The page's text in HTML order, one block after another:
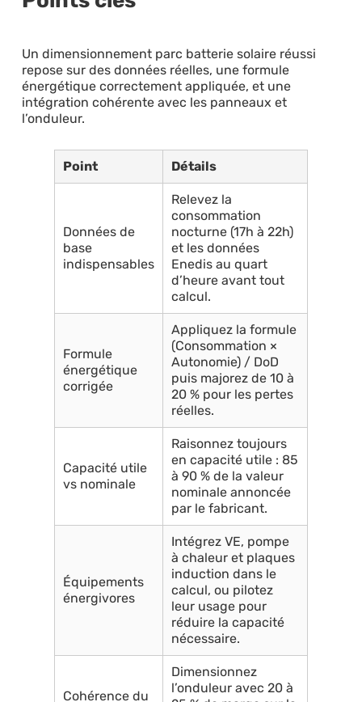
Un dimensionnement parc batterie solaire réussi
repose sur des données réelles, une formule
énergétique correctement appliquée, et une
intégration cohérente avec les panneaux et
l’onduleur.
Point Détails
Données de
base
indispensables
Relevez la
consommation
nocturne (17h à 22h)
et les données
Enedis au quart
d’heure avant tout
calcul.
Formule
énergétique
corrigée
Appliquez la formule
(Consommation ×
Autonomie) / DoD
puis majorez de 10 à
20 % pour les pertes
réelles.
Capacité utile
vs nominale
Raisonnez toujours
en capacité utile : 85
à 90 % de la valeur
nominale annoncée
par le fabricant.
Équipements
énergivores
Intégrez VE, pompe
à chaleur et plaques
induction dans le
calcul, ou pilotez
leur usage pour
réduire la capacité
nécessaire.
Cohérence du
Dimensionnez
l’onduleur avec 20 à